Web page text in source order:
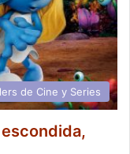
de Cine y Series